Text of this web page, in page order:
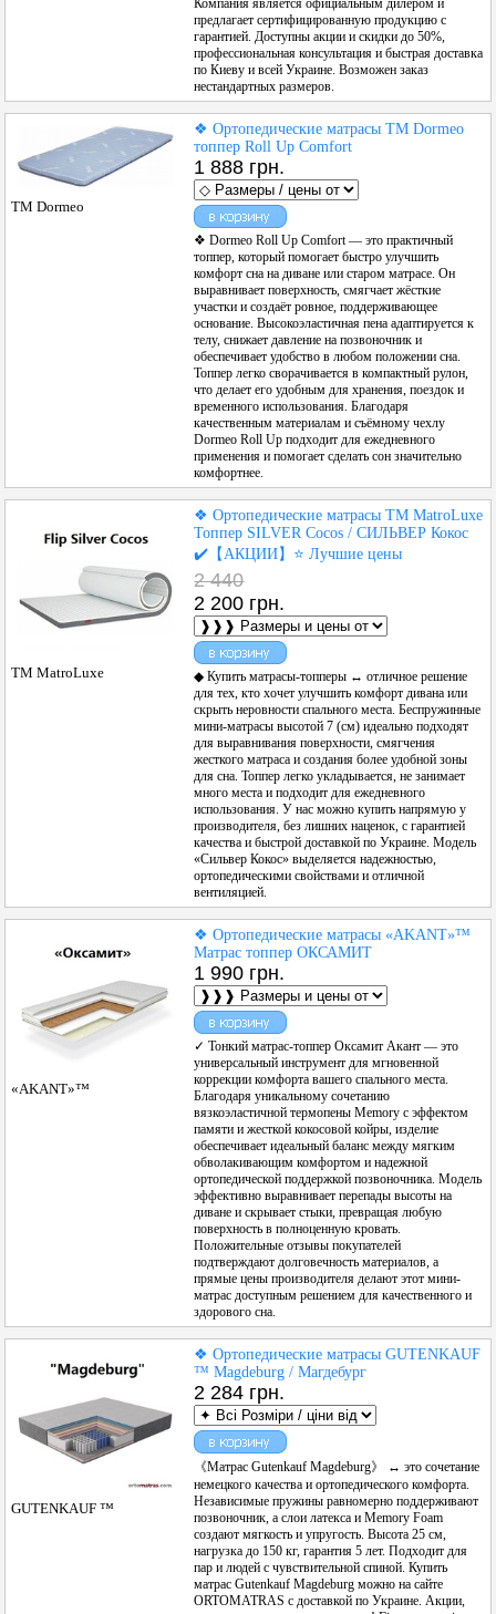
предлагает сертифицированную продукцию с
гарантией. Доступны акции и скидки до 50%,
профессиональная консультация и быстрая доставка
по Киеву и всей Украине. Возможен заказ
нестандартных размеров.
ТМ Dormeo
❖ Ортопедические матрасы ТМ Dormeo
топпер Roll Up Comfort
1 888 грн.
❖ Dormeo Roll Up Comfort — это практичный
топпер, который помогает быстро улучшить
комфорт сна на диване или старом матрасе. Он
выравнивает поверхность, смягчает жёсткие
участки и создаёт ровное, поддерживающее
основание. Высокоэластичная пена адаптируется к
телу, снижает давление на позвоночник и
обеспечивает удобство в любом положении сна.
Топпер легко сворачивается в компактный рулон,
что делает его удобным для хранения, поездок и
временного использования. Благодаря
качественным материалам и съёмному чехлу
Dormeo Roll Up подходит для ежедневного
применения и помогает сделать сон значительно
комфортнее.
ТМ MatroLuxe
❖ Ортопедические матрасы ТМ MatroLuxe
Топпер SILVER Cocos / СИЛЬВЕР Кокос
✔️【АКЦИИ】⭐️ Лучшие цены
2 440
2 200 грн.
◆ Купить матрасы-топперы ↔ отличное решение
для тех, кто хочет улучшить комфорт дивана или
скрыть неровности спального места. Беспружинные
мини-матрасы высотой 7 (см) идеально подходят
для выравнивания поверхности, смягчения
жесткого матраса и создания более удобной зоны
для сна. Топпер легко укладывается, не занимает
много места и подходит для ежедневного
использования. У нас можно купить напрямую у
производителя, без лишних наценок, с гарантией
качества и быстрой доставкой по Украине. Модель
«Сильвер Кокос» выделяется надежностью,
ортопедическими свойствами и отличной
вентиляцией.
«AKANT»™
❖ Ортопедические матрасы «AKANT»™
Матрас топпер ОКСАМИТ
1 990 грн.
✓ Тонкий матрас-топпер Оксамит Акант — это
универсальный инструмент для мгновенной
коррекции комфорта вашего спального места.
Благодаря уникальному сочетанию
вязкоэластичной термопены Memory с эффектом
памяти и жесткой кокосовой койры, изделие
обеспечивает идеальный баланс между мягким
обволакивающим комфортом и надежной
ортопедической поддержкой позвоночника. Модель
эффективно выравнивает перепады высоты на
диване и скрывает стыки, превращая любую
поверхность в полноценную кровать.
Положительные отзывы покупателей
подтверждают долговечность материалов, а
прямые цены производителя делают этот мини-
матрас доступным решением для качественного и
здорового сна.
GUTENKAUF ™
❖ Ортопедические матрасы GUTENKAUF
™ Magdeburg / Магдебург
2 284 грн.
《Матрас Gutenkauf Magdeburg》 ↔ это сочетание
немецкого качества и ортопедического комфорта.
Независимые пружины равномерно поддерживают
позвоночник, а слои латекса и Memory Foam
создают мягкость и упругость. Высота 25 см,
нагрузка до 150 кг, гарантия 5 лет. Подходит для
пар и людей с чувствительной спиной. Купить
матрас Gutenkauf Magdeburg можно на сайте
ORTOMATRAS с доставкой по Украине. Акции,